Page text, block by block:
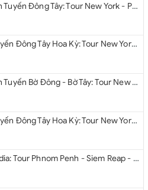
Du Lịch Hè Liên Tuyến Đông Tây: Tour New York - Philadelphia - Delaware - Washington Dc - Las Vegas - Red Rock Canyon - Little Saigon - Santa Monica - Los Angeles - San Diego Từ Hà Nội 2026
Du Lịch Liên Tuyến Đông Tây Hoa Kỳ: Tour New York - Philadelphia - Delaware - Washington Dc - San Diego - Los Angeles - Las Vegas - Antelope Canyon (Hẻm Núi Linh Dương) - Horseshoe Bend - Monument - Page - Phoenix Từ Hà Nội 2026
Du Lịch Hè Liên Tuyến Bờ Đông - Bờ Tây: Tour New York - Philadelphia - Delaware - Washington Dc - Las Vegas - Los Angeles - Hollywood - San Diego - San Jose - San Francisco - Từ Hà Nội 2026
Du Lịch Liên Tuyến Đông Tây Hoa Kỳ: Tour New York - Boston - New Hampshire - Artist’s Bluff - Echo Lake Kancamagus Highway - White Mountains - Albany - Buffalo - Niagara Falls Corning - Washington Dc - Las Vegas - Red Rock Canyon - Los Angeles - San Diego Từ Hà Nội 2026
Du lịch Cambodia: Tour Phnom Penh - Siem Reap - Phnom Penh